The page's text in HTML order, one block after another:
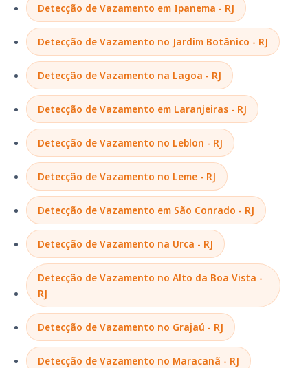
Detecção de Vazamento em Ipanema - RJ
Detecção de Vazamento no Jardim Botânico - RJ
Detecção de Vazamento na Lagoa - RJ
Detecção de Vazamento em Laranjeiras - RJ
Detecção de Vazamento no Leblon - RJ
Detecção de Vazamento no Leme - RJ
Detecção de Vazamento em São Conrado - RJ
Detecção de Vazamento na Urca - RJ
Detecção de Vazamento no Alto da Boa Vista -
RJ
Detecção de Vazamento no Grajaú - RJ
Detecção de Vazamento no Maracanã - RJ